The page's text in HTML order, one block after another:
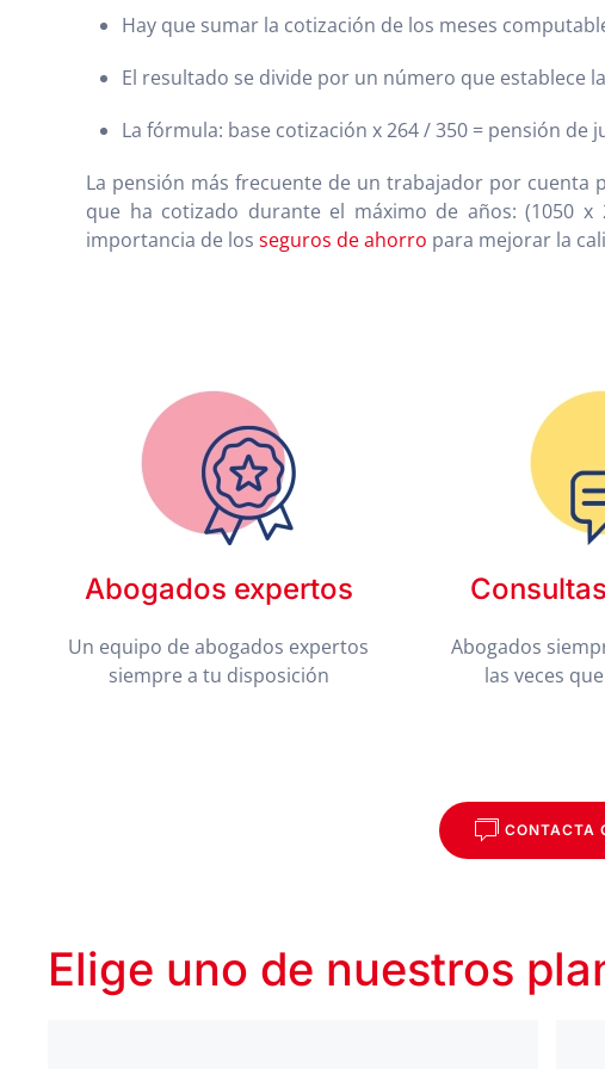
Hay que sumar la cotización de los meses
El resultado se divide por un número que establece
La fórmula: base cotización x 264 / 350 = pensión de
La pensión más frecuente de un trabajador por cuenta
que ha cotizado durante el máximo de años: (1050
importancia de los seguros de ahorro para mejorar la
Abogados expertos
Un equipo de abogados expertos
siempre a tu disposición
Abogados
las veces
CONTACTA
Elige uno de nuestros